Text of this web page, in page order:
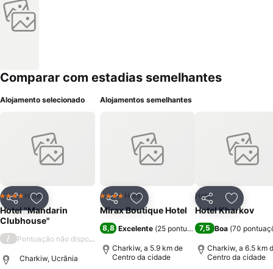
Comparar com estadias semelhantes
Alojamento selecionado
PartilharAdicionar aos favoritos
4 EstrelasHotel
Hotel "Mandarin
Clubhouse"
/ Pontuação não disponível
Charkiw, Ucrânia
Alojamentos semelhantes
PartilharAdicionar aos favoritos
4 EstrelasHotel
Mirax Boutique Hotel
8,8 Excelente (25 pontuações)
Charkiw, a 5.9 km de
Centro da cidade
Partilhar
Hotel
Hotel Kharkov
7,5 Boa (70
Charkiw, a 6.5 km
Centro da cidade